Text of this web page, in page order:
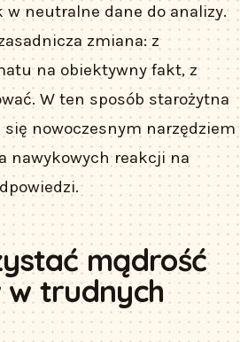
neutralne dane do analizy.
zmiana: z
na obiektywny fakt, z
W ten sposób starożytna
nowoczesnym narzędziem
nawykowych reakcji na
mądrość
trudnych